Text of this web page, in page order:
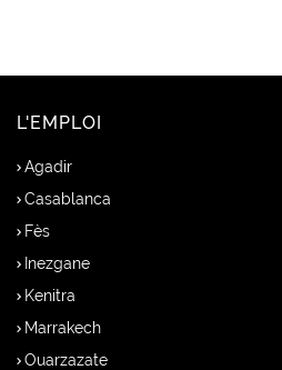
L'EMPLOI
Agadir
Casablanca
Fès
Inezgane
Kenitra
Marrakech
Ouarzazate